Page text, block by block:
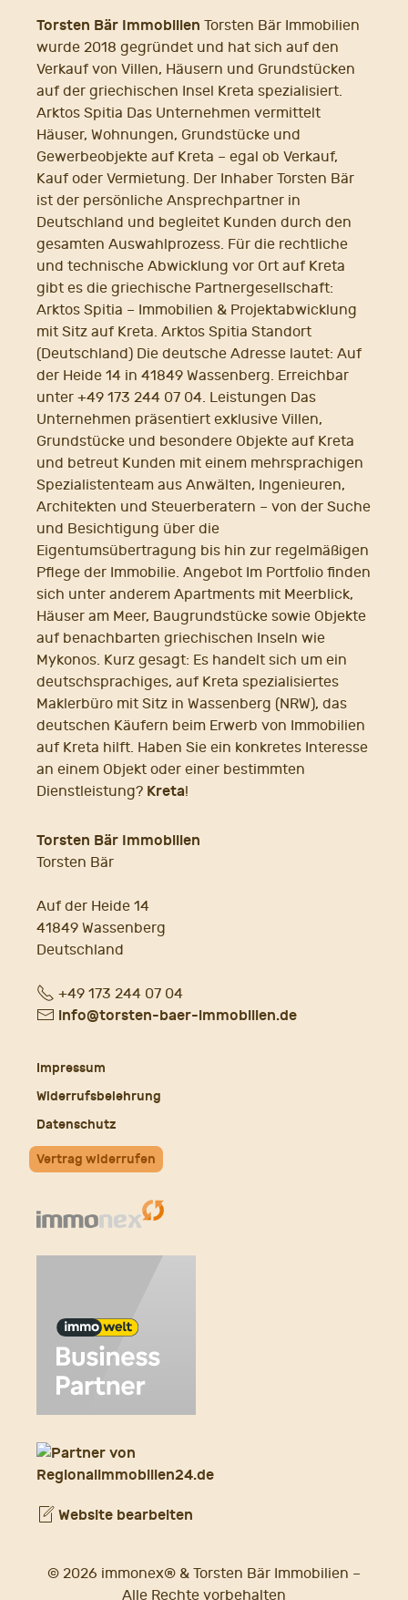
Torsten Bär Immobilien Torsten Bär Immobilien
wurde 2018 gegründet und hat sich auf den
Verkauf von Villen, Häusern und Grundstücken
auf der griechischen Insel Kreta spezialisiert.
Arktos Spitia Das Unternehmen vermittelt
Häuser, Wohnungen, Grundstücke und
Gewerbeobjekte auf Kreta – egal ob Verkauf,
Kauf oder Vermietung. Der Inhaber Torsten Bär
ist der persönliche Ansprechpartner in
Deutschland und begleitet Kunden durch den
gesamten Auswahlprozess. Für die rechtliche
und technische Abwicklung vor Ort auf Kreta
gibt es die griechische Partnergesellschaft:
Arktos Spitia – Immobilien & Projektabwicklung
mit Sitz auf Kreta. Arktos Spitia Standort
(Deutschland) Die deutsche Adresse lautet: Auf
der Heide 14 in 41849 Wassenberg. Erreichbar
unter +49 173 244 07 04. Leistungen Das
Unternehmen präsentiert exklusive Villen,
Grundstücke und besondere Objekte auf Kreta
und betreut Kunden mit einem mehrsprachigen
Spezialistenteam aus Anwälten, Ingenieuren,
Architekten und Steuerberatern – von der Suche
und Besichtigung über die
Eigentumsübertragung bis hin zur regelmäßigen
Pflege der Immobilie. Angebot Im Portfolio finden
sich unter anderem Apartments mit Meerblick,
Häuser am Meer, Baugrundstücke sowie Objekte
auf benachbarten griechischen Inseln wie
Mykonos. Kurz gesagt: Es handelt sich um ein
deutschsprachiges, auf Kreta spezialisiertes
Maklerbüro mit Sitz in Wassenberg (NRW), das
deutschen Käufern beim Erwerb von Immobilien
auf Kreta hilft. Haben Sie ein konkretes Interesse
an einem Objekt oder einer bestimmten
Dienstleistung? Kreta!
Torsten Bär Immobilien
Torsten Bär
Auf der Heide 14
41849 Wassenberg
Deutschland
Fon+49 173 244 07 04
E- info@torsten-baer-immobilien.de
Impressum
Widerrufsbelehrung
Datenschutz
Vertrag widerrufen
Website bearbeiten
© 2026 immonex® & Torsten Bär Immobilien –
Alle Rechte vorbehalten